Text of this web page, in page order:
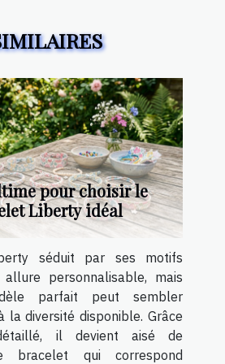
pour choisir le
Liberty idéal
séduit par ses motifs
personnalisable, mais
parfait peut sembler
la diversité disponible. Grâce
il devient aisé de
bracelet qui correspond